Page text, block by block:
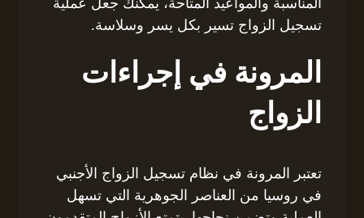
تسجيل الزواج تسير بكل يسر وسلاسة.
المرونة في إجراءات
الزواج
تعتبر المرونة في نظام تسجيل الزواج الأجنبي
في روسيا من العناصر الجوهرية التي تسهل